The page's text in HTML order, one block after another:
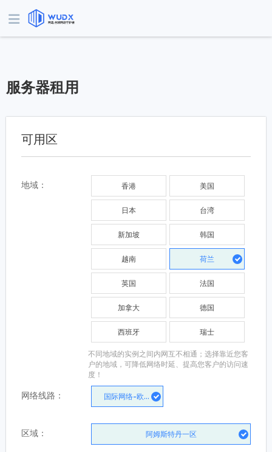
服务器租用
可用区
地域： 香港 美国
日本 台湾
新加坡 韩国
越南 荷兰
英国 法国
加拿大 德国
西班牙 瑞士
不同地域的实例之间内网互不相通；选择靠近您客
户的地域，可降低网络时延、提高您客户的访问速
度！
网络线路： 国际网络-欧美
区域： 阿姆斯特丹一区